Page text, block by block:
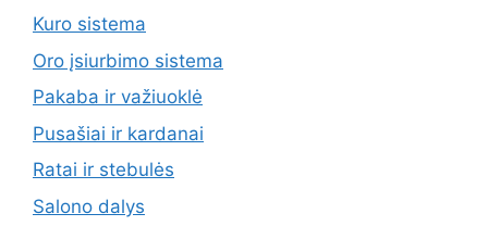
Kuro sistema
Oro įsiurbimo sistema
Pakaba ir važiuoklė
Pusašiai ir kardanai
Ratai ir stebulės
Salono dalys